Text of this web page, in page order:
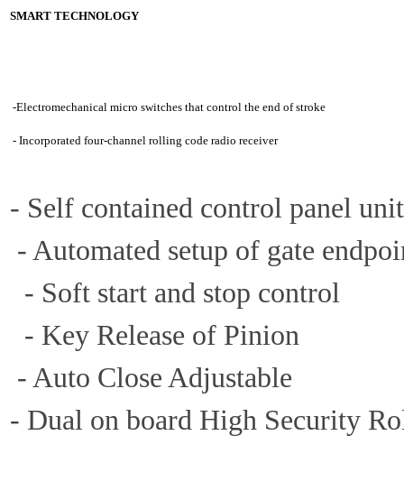
SMART TECHNOLOGY
-Electromechanical micro switches that control the end of stroke
- Incorporated four-channel rolling code radio receiver
- Self contained control panel unit
- Automated setup of gate
- Soft start and stop control
- Key Release of Pinion
- Auto Close Adjustable
- Dual on board High Security